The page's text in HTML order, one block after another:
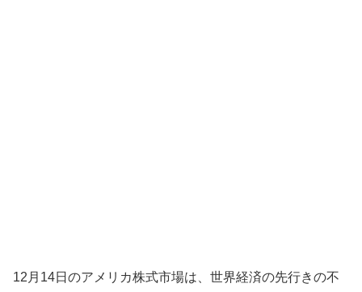
12月14日のアメリカ株式市場は、世界経済の先行きの不